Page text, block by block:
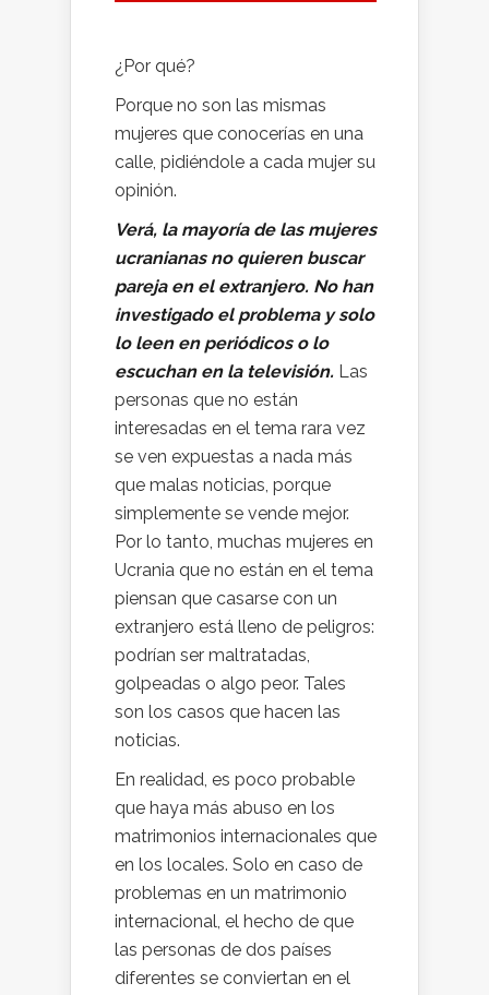
¿Por qué?
Porque no son las mismas
mujeres que conocerías en una
calle, pidiéndole a cada mujer su
opinión.
Verá, la mayoría de las mujeres
ucranianas no quieren buscar
pareja en el extranjero. No han
investigado el problema y solo
lo leen en periódicos o lo
escuchan en la televisión. Las
personas que no están
interesadas en el tema rara vez
se ven expuestas a nada más
que malas noticias, porque
simplemente se vende mejor.
Por lo tanto, muchas mujeres en
Ucrania que no están en el tema
piensan que casarse con un
extranjero está lleno de peligros:
podrían ser maltratadas,
golpeadas o algo peor. Tales
son los casos que hacen las
noticias.
En realidad, es poco probable
que haya más abuso en los
matrimonios internacionales que
en los locales. Solo en caso de
problemas en un matrimonio
internacional, el hecho de que
las personas de dos países
diferentes se conviertan en el